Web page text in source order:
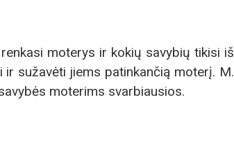
moterys ir kokių savybių tikisi iš
sužavėti jiems patinkančią moterį. M.
moterims svarbiausios.